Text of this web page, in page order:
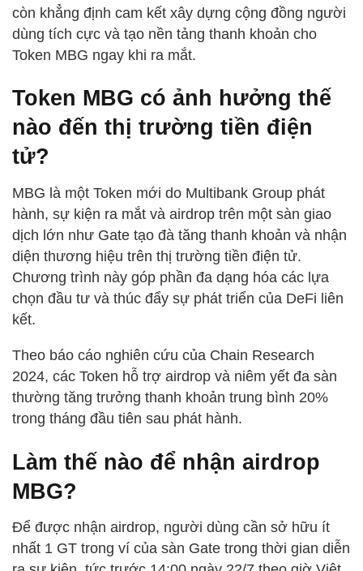
còn khẳng định cam kết xây dựng cộng đồng người
dùng tích cực và tạo nền tảng thanh khoản cho
Token MBG ngay khi ra mắt.
Token MBG có ảnh hưởng thế
nào đến thị trường tiền điện
tử?
MBG là một Token mới do Multibank Group phát
hành, sự kiện ra mắt và airdrop trên một sàn giao
dịch lớn như Gate tạo đà tăng thanh khoản và nhận
diện thương hiệu trên thị trường tiền điện tử.
Chương trình này góp phần đa dạng hóa các lựa
chọn đầu tư và thúc đẩy sự phát triển của DeFi liên
kết.
Theo báo cáo nghiên cứu của Chain Research
2024, các Token hỗ trợ airdrop và niêm yết đa sàn
thường tăng trưởng thanh khoản trung bình 20%
trong tháng đầu tiên sau phát hành.
Làm thế nào để nhận airdrop
MBG?
Để được nhận airdrop, người dùng cần sở hữu ít
nhất 1 GT trong ví của sàn Gate trong thời gian diễn